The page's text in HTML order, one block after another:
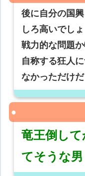
後に自分の国
しろ高いでしょ
戦力的な問題
自称する狂人
なかっただけだ
竜王倒し
てそうな男